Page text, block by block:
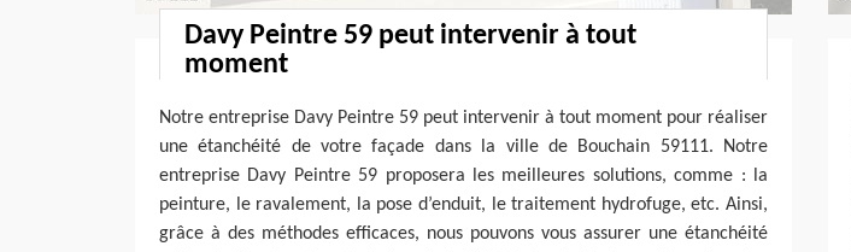
Davy Peintre 59 peut intervenir à tout
moment
Notre entreprise Davy Peintre 59 peut intervenir à tout moment pour réaliser
une étanchéité de votre façade dans la ville de Bouchain 59111. Notre
entreprise Davy Peintre 59 proposera les meilleures solutions, comme : la
peinture, le ravalement, la pose d’enduit, le traitement hydrofuge, etc. Ainsi,
grâce à des méthodes efficaces, nous pouvons vous assurer une étanchéité